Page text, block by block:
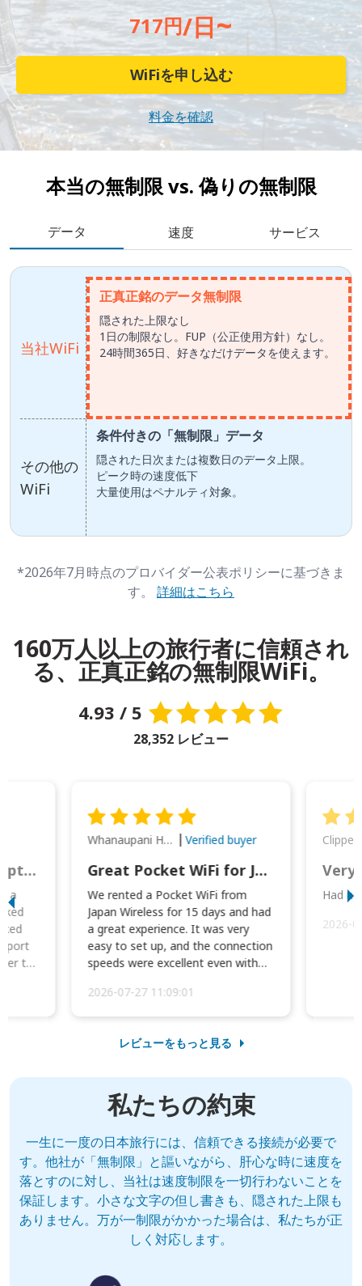
717円/日~
WiFiを申し込む
料金を確認
本当の無制限 vs.偽りの無制限
データ 速度 サービス
当社WiFi
その他の
WiFi
正真正銘のデータ無制限
隠された上限なし
1日の制限なし。FUP（公正使用方針）なし。
24時間365日、好きなだけデータを使えます。
条件付きの「無制限」データ
隠された日次または複数日のデータ上限。
ピーク時の速度低下
大量使用はペナルティ対象。
*2026年7月時点のプロバイダー公表ポリシーに基づきま
す。 詳細はこちら
160万人以上の旅行者に信頼され
る、正真正銘の無制限WiFi。
4.93 / 5
28,352 レビュー
This was wonderful option to a family of four. Everything worked smoothly.
a
to
Whanaupani Henry Joseph Macown Verified buyer
Great Pocket WiFi for Japan Travel
We rented a Pocket WiFi from
Japan Wireless for 15 days and had
a great experience. It was very
easy to set up, and the connection
speeds were excellent even with
2026-07-27 11:09:01
Very
Had
2026-
レビューをもっと見る
私たちの約束
一生に一度の日本旅行には、信頼できる接続が必要で
す。他社が「無制限」と謳いながら、肝心な時に速度を
落とすのに対し、当社は速度制限を一切行わないことを
保証します。小さな文字の但し書きも、隠された上限も
ありません。万が一制限がかかった場合は、私たちが正
しく対応します。